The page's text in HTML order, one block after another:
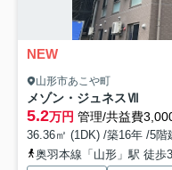
NEW
山形市あこや町
メゾン・ジュネスⅦ
5.2万円 管理/共益費
36.36㎡ (1DK) /築16年 /5階
奥羽本線「山形」駅 徒歩